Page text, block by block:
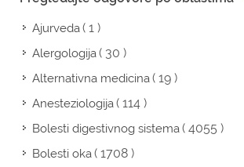
Ajurveda( 1 )
Alergologija( 30 )
Alternativna medicina( 19 )
Anesteziologija( 114 )
Bolesti digestivnog sistema( 4055 )
Bolesti oka( 1708 )